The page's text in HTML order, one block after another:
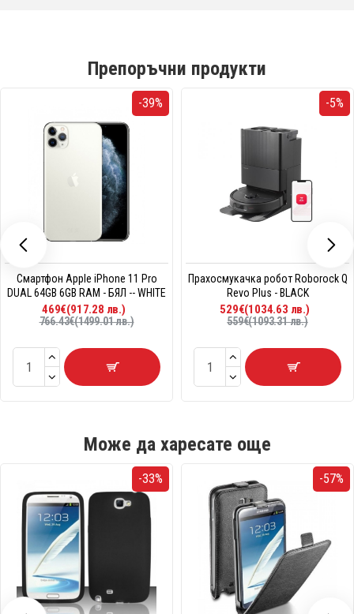
Препоръчни продукти
-39%
Смартфон Apple iPhone 11 Pro
DUAL 64GB 6GB RAM - БЯЛ -- WHITE
469€(917.28 лв.)
766.43€(1499.01 лв.)
-5%
Прахосмукачка робот Roborock Q
Revo Plus - BLACK
529€(1034.63 лв.)
559€(1093.31 лв.)
Може да харесате още
-33% -57%